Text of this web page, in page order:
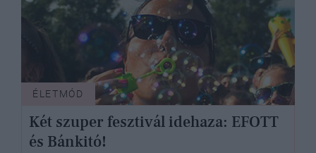
ÉLETMÓD
Két szuper fesztivál idehaza: EFOTT
és Bánkitó!